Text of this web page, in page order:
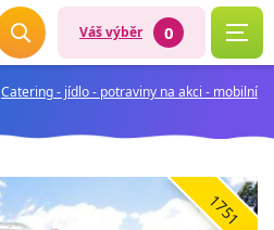
Váš výběr 0
Catering - jídlo - potraviny na akci - mobilní
1751